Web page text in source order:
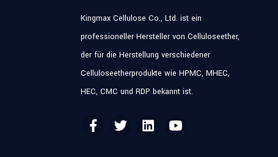
Kingmax Cellulose Co., Ltd. ist ein
professioneller Hersteller von Celluloseether,
der für die Herstellung verschiedener
Celluloseetherprodukte wie HPMC, MHEC,
HEC, CMC und RDP bekannt ist.